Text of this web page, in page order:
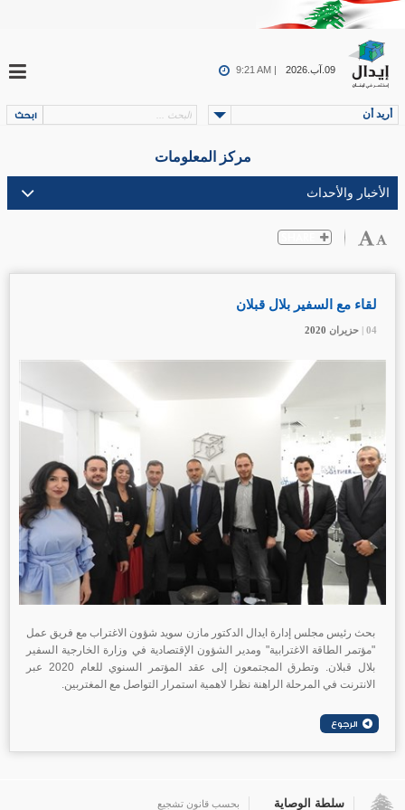
09.آب.2026 9:21 AM |
أريد أن
مركز المعلومات
04 | حزيران
لقاء مع السفير بلال قبلان
04 | حزيران 04 | حزيران
بحث رئيس مجلس إدارة ايدال الدكتور مازن سويد شؤون الاغتراب مع فريق عمل
"مؤتمر الطاقة الاغترابية" ومدير الشؤون الإقتصادية في وزارة الخارجية السفير
بلال قبلان. وتطرق المجتمعون إلى عقد المؤتمر السنوي للعام 2020 عبر
الانترنت في المرحلة الراهنة نظرا لاهمية استمرار التواصل مع المغتربين.
سلطة الوصاية بحسب قانون تشجيع